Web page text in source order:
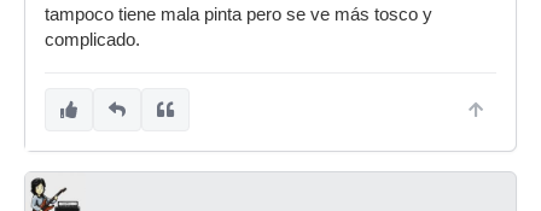
tampoco tiene mala pinta pero se ve más tosco y
complicado.